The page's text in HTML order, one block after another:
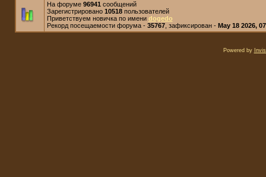
На форуме 96941 сообщений
Зарегистрировано 10518пользователей
Приветствуем новичка по имени dogedo
Рекорд посещаемости форума - 35767, зафиксирован - May 18 2026,
Powered by